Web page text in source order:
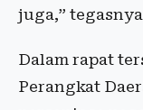
juga,”
Dalam rapat
Perangkat